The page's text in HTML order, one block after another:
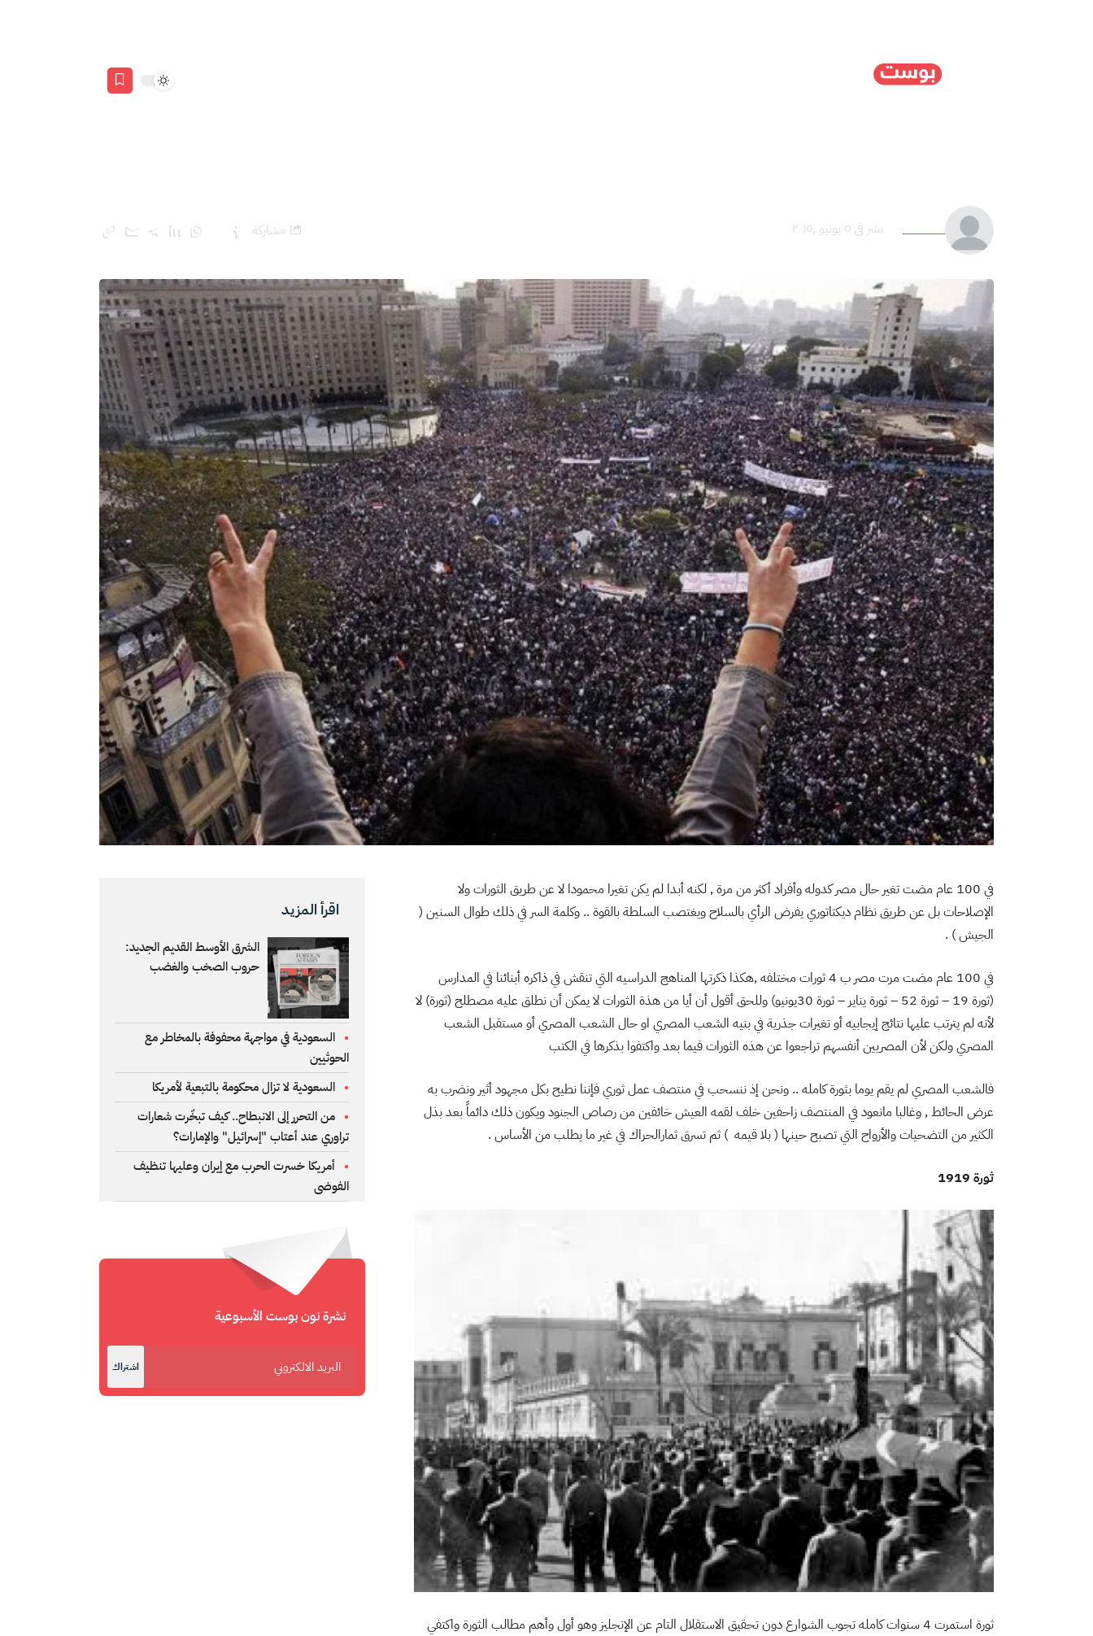
محمد علي نشر في ٥ يونيو ,٢٠١٥ مشاركة
في 100 عام مضت تغير حال مصر كدوله وأفراد أكثر من مرة , لكنه أبدا لم يكن تغيرا محمودا لا عن طريق الثورات ولا
الإصلاحات بل عن طريق نظام ديكتاتوري يفرض الرأي بالسلاح ويغتصب السلطة بالقوة .. وكلمة السر في ذلك طوال السنين (
الجيش ) .
في 100 عام مضت مرت مصر ب 4 ثورات مختلفه ,هكذا ذكرتها المناهج الدراسيه التي تنقش في ذاكره أبنائنا في المدارس
(ثورة 19 – ثورة 52 – ثورة يناير – ثورة 30يونيو) وللحق أقول أن أيا من هذة الثورات لا يمكن أن نطلق عليه مصطلح (ثورة) لا
لأنه لم يترتب عليها نتائج إيجابيه أو تغيرات جذرية في بنيه الشعب المصري او حال الشعب المصري أو مستقبل الشعب
المصري ولكن لأن المصريين أنفسهم تراجعوا عن هذه الثورات فيما بعد واكتفوا بذكرها في الكتب
فالشعب المصري لم يقم يوما بثورة كامله .. ونحن إذ ننسحب في منتصف عمل ثوري فإننا نطيح بكل مجهود أثير ونضرب به
عرض الحائط , وغالبا مانعود في المنتصف زاحفين خلف لقمه العيش خائفين من رصاص الجنود ويكون ذلك دائماً بعد بذل
الكثير من التضحيات والأرواح التي تصبح حينها ( بلا قيمه ) ثم تسرق ثمارالحراك في غير ما يطلب من الأساس .
ثورة 1919
ثورة استمرت 4 سنوات كامله تجوب الشوارع دون تحقيق الاستقلال التام عن الإنجليز وهو أول وأهم مطالب الثورة واكتفي
اقرأ المزيد
الشرق الأوسط القديم الجديد:
حروب الصخب والغضب
السعودية في مواجهة محفوفة بالمخاطر مع
الحوثيين
السعودية لا تزال محكومة بالتبعية لأمريكا
من التحرر إلى الانبطاح.. كيف تبخّرت شعارات
تراوري عند أعتاب "إسرائيل" والإمارات؟
أمريكا خسرت الحرب مع إيران وعليها تنظيف
الفوضى
نشرة نون بوست الأسبوعية
اشتراك